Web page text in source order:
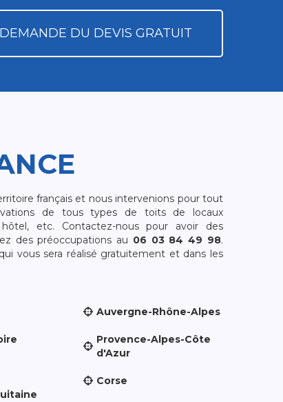
DEMANDE DU DEVIS GRATUIT
français et nous intervenions pour tout
de tous types de toits de locaux
etc. Contactez-nous pour avoir des
des préoccupations au 06 03 84 49 98.
vous sera réalisé gratuitement et dans les
Auvergne-Rhône-Alpes
Provence-Alpes-Côte
d'Azur
Corse